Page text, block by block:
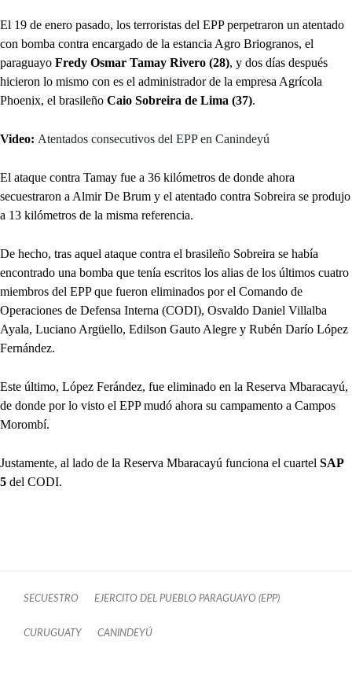
El 19 de enero pasado, los terroristas del EPP perpetraron un atentado
con bomba contra encargado de la estancia Agro Briogranos, el
paraguayo Fredy Osmar Tamay Rivero (28), y dos días después
hicieron lo mismo con es el administrador de la empresa Agrícola
Phoenix, el brasileño Caio Sobreira de Lima (37).
Video: Atentados consecutivos del EPP en Canindeyú
El ataque contra Tamay fue a 36 kilómetros de donde ahora
secuestraron a Almir De Brum y el atentado contra Sobreira se produjo
a 13 kilómetros de la misma referencia.
De hecho, tras aquel ataque contra el brasileño Sobreira se había
encontrado una bomba que tenía escritos los alias de los últimos cuatro
miembros del EPP que fueron eliminados por el Comando de
Operaciones de Defensa Interna (CODI), Osvaldo Daniel Villalba
Ayala, Luciano Argüello, Edilson Gauto Alegre y Rubén Darío López
Fernández.
Este último, López Ferández, fue eliminado en la Reserva Mbaracayú,
de donde por lo visto el EPP mudó ahora su campamento a Campos
Morombí.
Justamente, al lado de la Reserva Mbaracayú funciona el cuartel SAP
5 del CODI.
SECUESTRO EJERCITO DEL PUEBLO PARAGUAYO (EPP)
CURUGUATY CANINDEYÚ